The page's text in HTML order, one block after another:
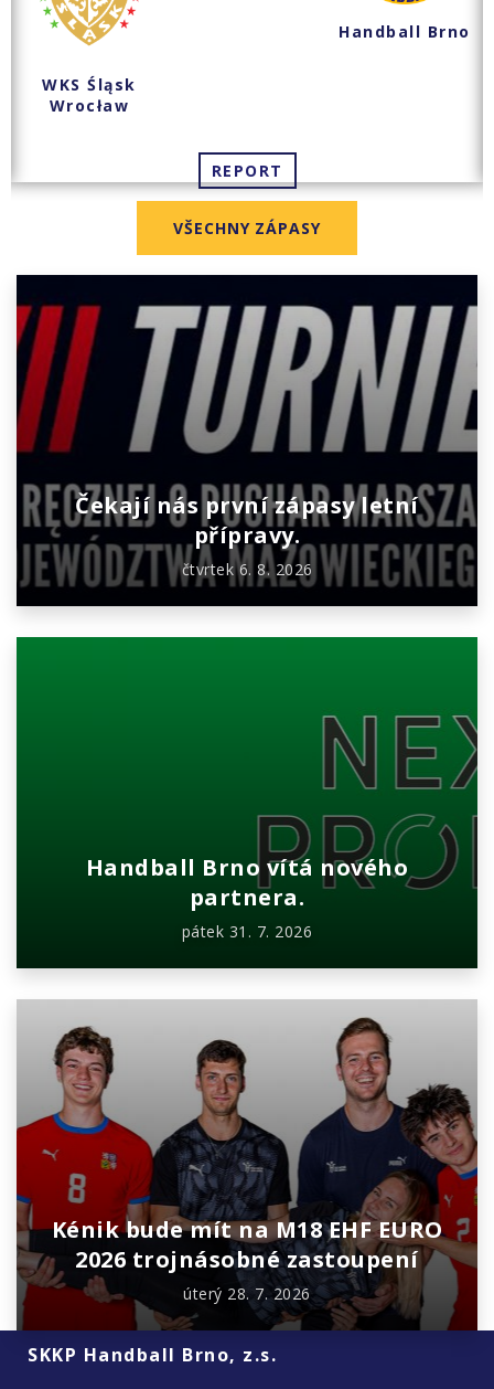
WKS Śląsk
Wrocław
Handball Brno
REPORT
VŠECHNY ZÁPASY
Čekají nás první zápasy letní
přípravy.
čtvrtek 6. 8. 2026
Handball Brno vítá nového
partnera.
pátek 31. 7. 2026
Kénik bude mít na M18 EHF EURO
2026 trojnásobné zastoupení
úterý 28. 7. 2026
SKKP Handball Brno, z.s.